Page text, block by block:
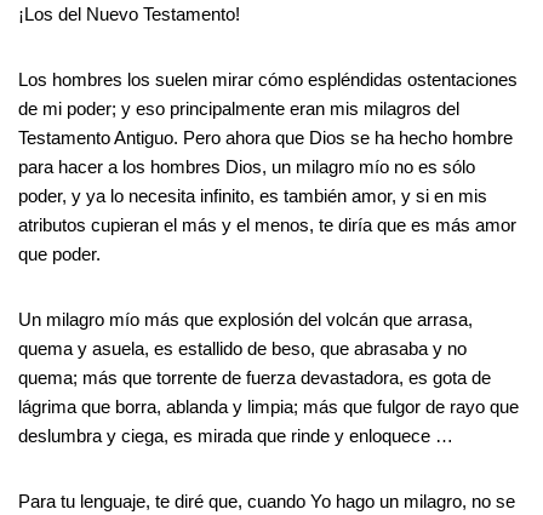
¡Los del Nuevo Testamento!
Los hombres los suelen mirar cómo espléndidas ostentaciones
de mi poder; y eso principalmente eran mis milagros del
Testamento Antiguo. Pero ahora que Dios se ha hecho hombre
para hacer a los hombres Dios, un milagro mío no es sólo
poder, y ya lo necesita infinito, es también amor, y si en mis
atributos cupieran el más y el menos, te diría que es más amor
que poder.
Un milagro mío más que explosión del volcán que arrasa,
quema y asuela, es estallido de beso, que abrasaba y no
quema; más que torrente de fuerza devastadora, es gota de
lágrima que borra, ablanda y limpia; más que fulgor de rayo que
deslumbra y ciega, es mirada que rinde y enloquece …
Para tu lenguaje, te diré que, cuando Yo hago un milagro, no se